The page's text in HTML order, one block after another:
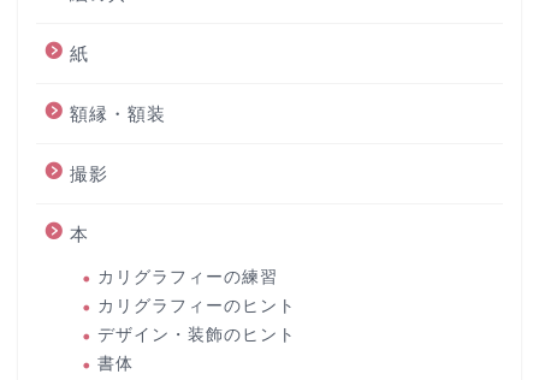
紙
額縁・額装
撮影
本
カリグラフィーの練習
カリグラフィーのヒント
デザイン・装飾のヒント
書体